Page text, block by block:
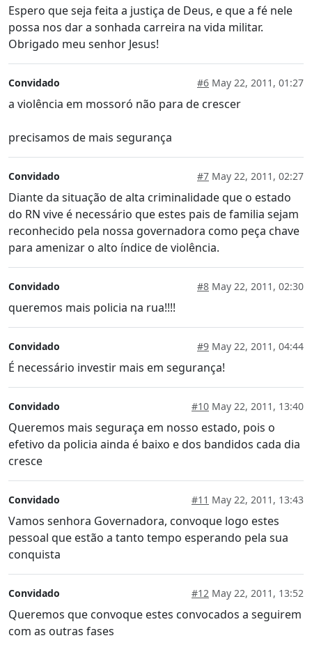
Espero que seja feita a justiça de Deus, e que a fé nele
possa nos dar a sonhada carreira na vida militar.
Obrigado meu senhor Jesus!
Convidado #6 May 22, 2011, 01:27
a violência em mossoró não para de crescer
precisamos de mais segurança
Convidado #7 May 22, 2011, 02:27
Diante da situação de alta criminalidade que o estado
do RN vive é necessário que estes pais de familia sejam
reconhecido pela nossa governadora como peça chave
para amenizar o alto índice de violência.
Convidado #8 May 22, 2011, 02:30
queremos mais policia na rua!!!!
Convidado #9 May 22, 2011, 04:44
É necessário investir mais em segurança!
Convidado #10 May 22, 2011, 13:40
Queremos mais seguraça em nosso estado, pois o
efetivo da policia ainda é baixo e dos bandidos cada dia
cresce
Convidado #11 May 22, 2011, 13:43
Vamos senhora Governadora, convoque logo estes
pessoal que estão a tanto tempo esperando pela sua
conquista
Convidado #12 May 22, 2011, 13:52
Queremos que convoque estes convocados a seguirem
com as outras fases